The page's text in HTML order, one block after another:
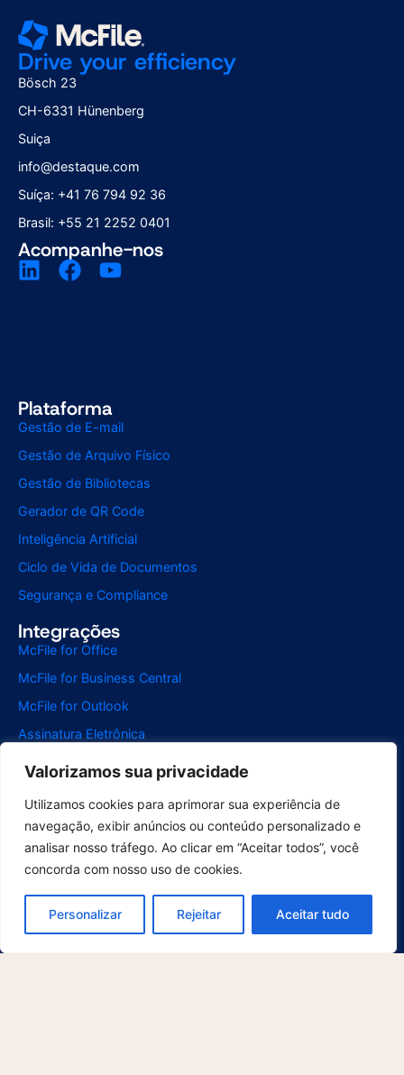
Valorizamos sua privacidade
Utilizamos cookies para aprimorar sua experiência de
navegação, exibir anúncios ou conteúdo personalizado e
analisar nosso tráfego. Ao clicar em “Aceitar todos”, você
concorda com nosso uso de cookies.
Personalizar Rejeitar Aceitar tudo
Drive your efficiency
Bösch 23
CH-6331 Hünenberg
Suiça
info@destaque.com
Suíça: +41 76 794 92 36
Brasil: +55 21 2252 0401
Acompanhe-nos
Plataforma
Gestão de E-mail
Gestão de Arquivo Físico
Gestão de Bibliotecas
Gerador de QR Code
Inteligência Artificial
Ciclo de Vida de Documentos
Segurança e Compliance
Integrações
McFile for Office
McFile for Business Central
McFile for Outlook
Assinatura Eletrônica
Compliance
Construção Civil
Energia
Gestão de Projetos
Jurídico
Recursos Humanos